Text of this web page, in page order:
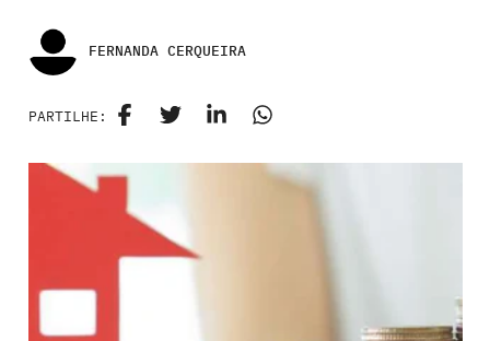
FERNANDA CERQUEIRA
PARTILHE: